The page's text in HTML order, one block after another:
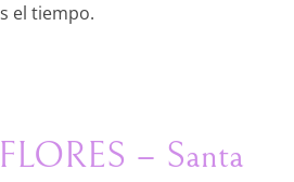
el tiempo.
– Santa